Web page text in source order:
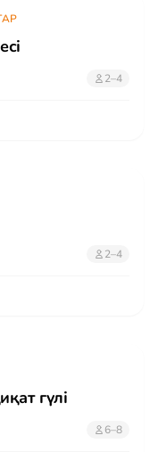
2–4
2–4
гүлі
6–8